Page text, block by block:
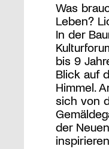
Was
Leben?
In der
bis 9
Blick auf
Himmel.
sich von
der